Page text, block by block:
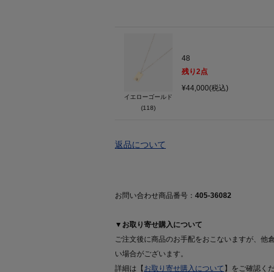
イエローゴールド
(118)
48
残り2点
¥44,000(税込)
返品について
お問い合わせ商品番号： 405-36082
▼お取り寄せ購入について
ご注文後に商品のお手配をおこないますが、他
い場合がございます。
詳細は【 お取り寄せ購入について 】をご確認く